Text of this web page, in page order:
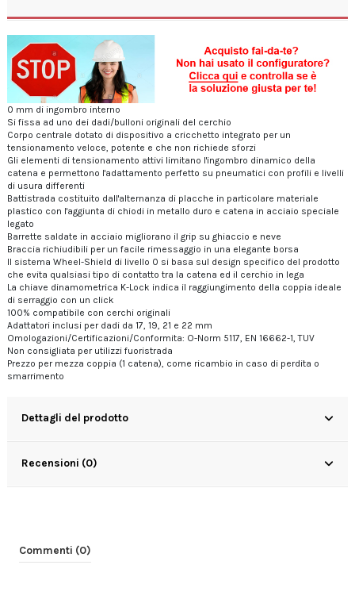
0 mm di ingombro interno
Si fissa ad uno dei dadi/bulloni originali del cerchio
Corpo centrale dotato di dispositivo a cricchetto integrato per un
tensionamento veloce, potente e che non richiede sforzi
Gli elementi di tensionamento attivi limitano l'ingombro dinamico della
catena e permettono l'adattamento perfetto su pneumatici con profili e livelli
di usura differenti
Battistrada costituito dall'alternanza di placche in particolare materiale
plastico con l'aggiunta di chiodi in metallo duro e catena in acciaio speciale
legato
Barrette saldate in acciaio migliorano il grip su ghiaccio e neve
Braccia richiudibili per un facile rimessaggio in una elegante borsa
Il sistema Wheel-Shield di livello 0 si basa sul design specifico del prodotto
che evita qualsiasi tipo di contatto tra la catena ed il cerchio in lega
La chiave dinamometrica K-Lock indica il raggiungimento della coppia ideale
di serraggio con un click
100% compatibile con cerchi originali
Adattatori inclusi per dadi da 17, 19, 21 e 22 mm
Omologazioni/Certificazioni/Conformita: O-Norm 5117, EN 16662-1, TUV
Non consigliata per utilizzi fuoristrada
Prezzo per mezza coppia (1 catena), come ricambio in caso di perdita o
smarrimento
Dettagli del prodotto
Recensioni (0)
Commenti (0)